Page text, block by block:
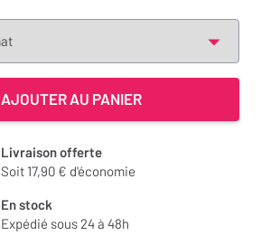
AJOUTER AU PANIER
Livraison offerte
Soit 17,90 € d'économie
En stock
Expédié sous 24 à 48h